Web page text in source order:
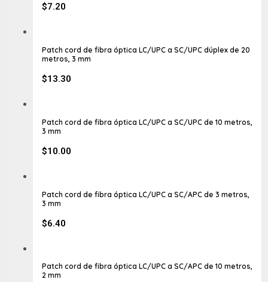
$7.20
Patch cord de fibra óptica LC/UPC a SC/UPC dúplex de 20
metros, 3 mm
$13.30
Patch cord de fibra óptica LC/UPC a SC/UPC de 10 metros,
3 mm
$10.00
Patch cord de fibra óptica LC/UPC a SC/APC de 3 metros,
3 mm
$6.40
Patch cord de fibra óptica LC/UPC a SC/APC de 10 metros,
2 mm